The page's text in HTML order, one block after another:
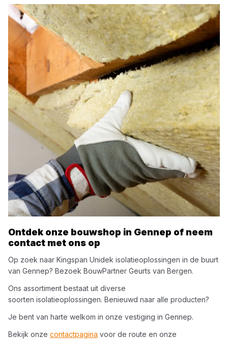
Ontdek onze bouwshop in Gennep of neem
contact met ons op
Op zoek naar Kingspan Unidek isolatieoplossingen in de buurt
van Gennep? Bezoek BouwPartner Geurts van Bergen.
Ons assortiment bestaat uit diverse
soorten isolatieoplossingen. Benieuwd naar alle producten?
Je bent van harte welkom in onze vestiging in Gennep.
Bekijk onze contactpagina voor de route en onze